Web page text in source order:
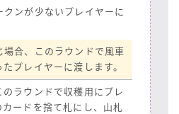
クンが少ないプレイヤーに
場合、このラウンドで風車
プレイヤーに渡します。
のラウンドで収穫用にプレ
カードを捨て札にし、山札